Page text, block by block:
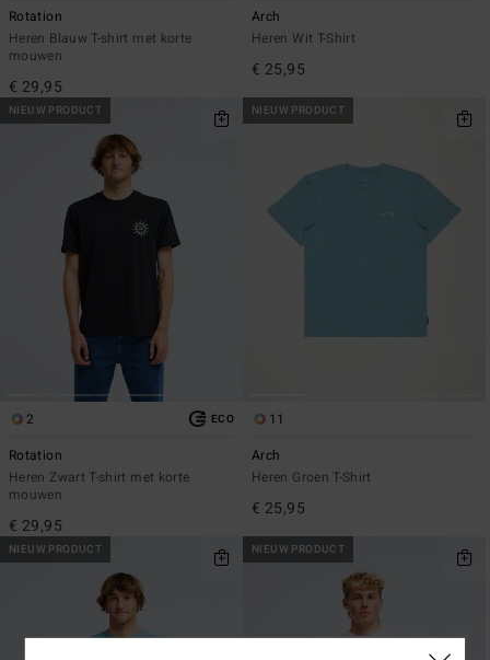
Rotation
Heren Blauw T-shirt met korte
mouwen
€ 29,95
Arch
Heren Wit T-Shirt
€ 25,95
NIEUW PRODUCT
2 ECO
Rotation
Heren Zwart T-shirt met korte
mouwen
€ 29,95
NIEUW PRODUCT
11
Arch
Heren Groen T-Shirt
€ 25,95
NIEUW PRODUCT NIEUW PRODUCT